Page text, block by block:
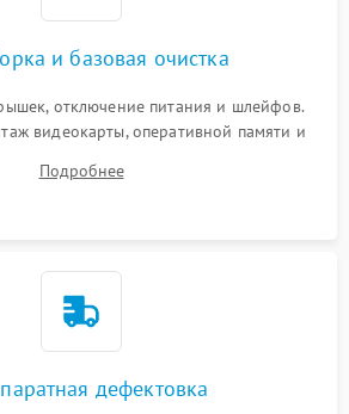
и базовая очистка
отключение питания и шлейфов.
видеокарты, оперативной памяти и
очистка корпуса и радиаторов от пыли
воздуха для предотвращения
Подробнее
дефектовка